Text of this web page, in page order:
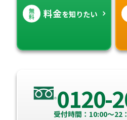
無
料 料金を知りたい
0120-
受付時間：10:00～22